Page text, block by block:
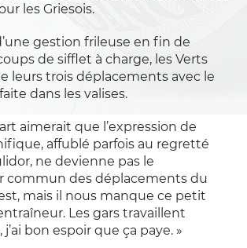
les Griesois.
gestion frileuse en fin de
de sifflet à charge, les Verts
leurs trois déplacements avec le
dans les valises.
aimerait que l’expression de
affublé parfois au regretté
ne devienne pas le
commun des déplacements du
est, mais il nous manque ce petit
Les gars travaillent
bon espoir que ça paye. »